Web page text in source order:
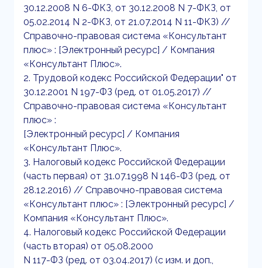
30.12.2008 N 6-ФКЗ, от 30.12.2008 N 7-ФКЗ, от
05.02.2014 N 2-ФКЗ, от 21.07.2014 N 11-ФКЗ) //
Справочно-правовая система «Консультант
плюс» : [Электронный ресурс] / Компания
«Консультант Плюс».
2. Трудовой кодекс Российской Федерации" от
30.12.2001 N 197-ФЗ (ред. от 01.05.2017) //
Справочно-правовая система «Консультант
плюс» :
[Электронный ресурс] / Компания
«Консультант Плюс».
3. Налоговый кодекс Российской Федерации
(часть первая) от 31.07.1998 N 146-ФЗ (ред. от
28.12.2016) // Справочно-правовая система
«Консультант плюс» : [Электронный ресурс] /
Компания «Консультант Плюс».
4. Налоговый кодекс Российской Федерации
(часть вторая) от 05.08.2000
N 117-ФЗ (ред. от 03.04.2017) (с изм. и доп.,